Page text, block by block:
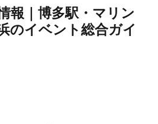
報｜博多駅・マリン
のイベント総合ガイ